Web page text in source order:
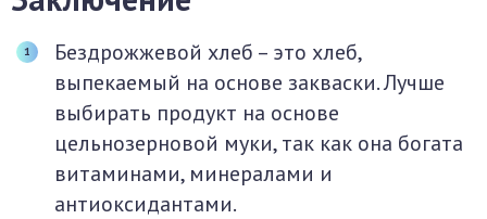
Бездрожжевой хлеб – это хлеб,
выпекаемый на основе закваски. Лучше
выбирать продукт на основе
цельнозерновой муки, так как она богата
витаминами, минералами и
антиоксидантами.